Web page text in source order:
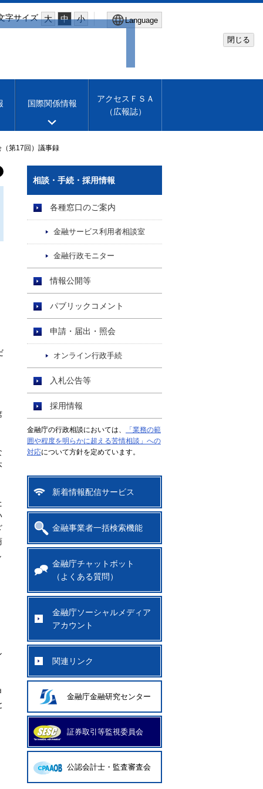
字サイズ 大 中 小 Language
Machine translation
閉じる
国際関係情報
アクセスＦＳＡ
（広報誌）
第17回）議事録
相談・手続・採用情報
各種窓口のご案内
金融サービス利用者相談室
金融行政モニター
情報公開等
パブリックコメント
申請・届出・照会
オンライン行政手続
入札公告等
採用情報
金融庁の行政相談においては、
「業務の範
囲や程度を明らかに超える苦情相談」への
対応について方針を定めています。
新着情報配信サービス
金融事業者一括検索機能
金融庁チャットボット
（よくある質問）
金融庁ソーシャルメディア
アカウント
関連リンク
金融庁金融研究センター
証券取引等監視委員会
公認会計士・監査審査会